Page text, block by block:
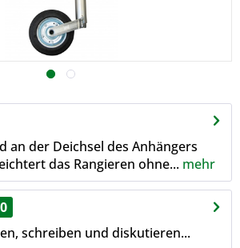
an der Deichsel des Anhängers
das Rangieren ohne... mehr
0
schreiben und diskutieren...